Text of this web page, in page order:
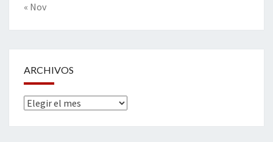
« Nov
ARCHIVOS
Archivos